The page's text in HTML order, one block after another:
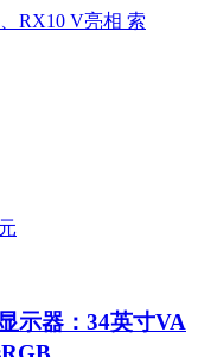
示器：34英寸VA